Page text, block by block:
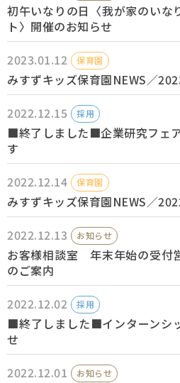
採用情報
Q&A
お問い合わせ
初午いなりの日〈我が家のいな
ト〉開催のお知らせ
2023.01.12
保育園
みすずキッズ保育園NEWS／
2022.12.15
採用
■終了しました■企業研究フェ
す
2022.12.14
保育園
みすずキッズ保育園NEWS／
2022.12.13
お知らせ
お客様相談室 年末年始の受付
のご案内
2022.12.02
採用
■終了しました■インターンシ
せ
2022.12.01
お知らせ